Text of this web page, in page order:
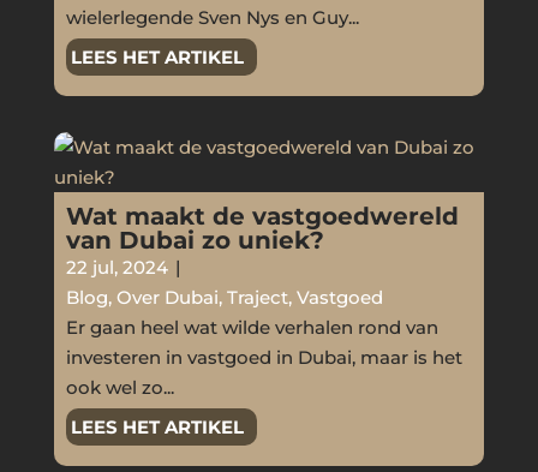
wielerlegende Sven Nys en Guy...
LEES HET ARTIKEL
Wat maakt de vastgoedwereld
van Dubai zo uniek?
22 jul, 2024 |
Blog, Over Dubai, Traject, Vastgoed
Er gaan heel wat wilde verhalen rond van
investeren in vastgoed in Dubai, maar is het
ook wel zo...
LEES HET ARTIKEL